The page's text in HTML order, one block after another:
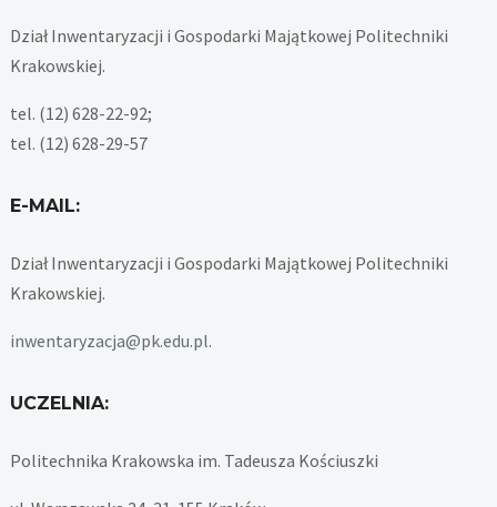
Dział Inwentaryzacji i Gospodarki Majątkowej Politechniki
Krakowskiej.
tel. (12) 628-22-92;
tel. (12) 628-29-57
E-MAIL:
Dział Inwentaryzacji i Gospodarki Majątkowej Politechniki
Krakowskiej.
inwentaryzacja@pk.edu.pl.
UCZELNIA:
Politechnika Krakowska im. Tadeusza Kościuszki